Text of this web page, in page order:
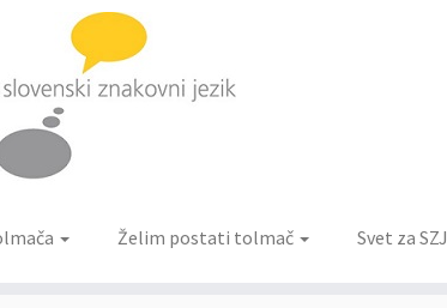
Želim postati tolmač Svet za SZJ